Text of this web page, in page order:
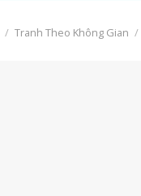
/ Tranh Theo Không Gian /